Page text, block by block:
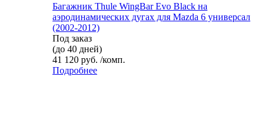
Багажник Thule WingBar Evo Black на
аэродинамических дугах для Mazda 6 универсал
(2002-2012)
Под заказ
(до 40 дней)
41 120 руб. /комп.
Подробнее